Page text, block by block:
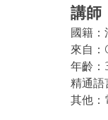
講師
國籍：
來自：
年齡：
精通語
其他：